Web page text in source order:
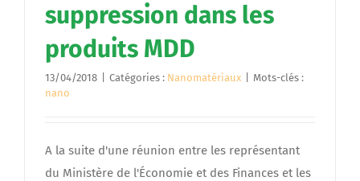
suppression dans les
produits MDD
13/04/2018 Catégories : Nanomatériaux
Mots-clés :
nano
A la suite d'une réunion entre les représentant
du Ministère de l'Économie et des Finances et les